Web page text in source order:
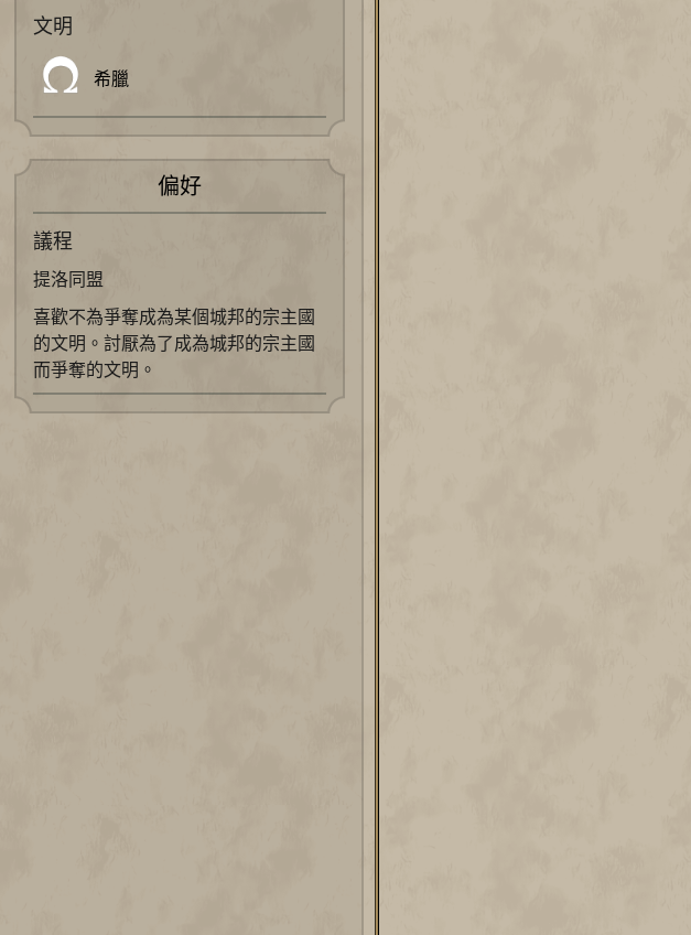
文明
希臘
偏好
議程
提洛同盟
喜歡不為爭奪成為某個城邦的宗主國
的文明。討厭為了成為城邦的宗主國
而爭奪的文明。